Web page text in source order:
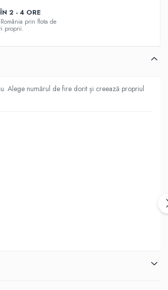
2 - 4 ORE
prin flota de
proprii.
Alege numărul de fire dorit și creează propriul